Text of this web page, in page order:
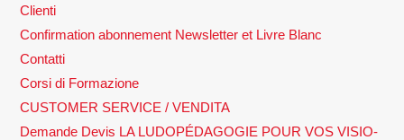
Clienti
Confirmation abonnement Newsletter et Livre Blanc
Contatti
Corsi di Formazione
CUSTOMER SERVICE / VENDITA
Demande Devis LA LUDOPÉDAGOGIE POUR VOS VISIO-